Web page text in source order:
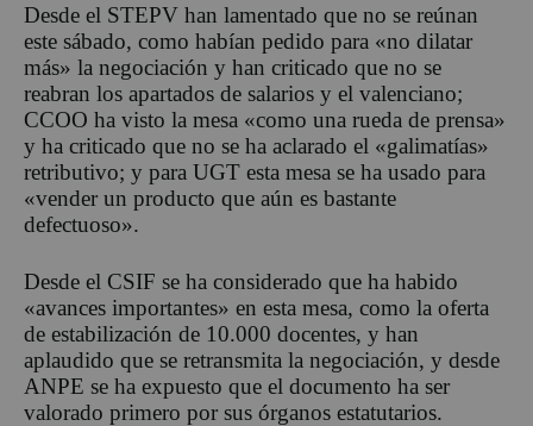
Desde el STEPV han lamentado que no se reúnan
este sábado, como habían pedido para «no dilatar
más» la negociación y han criticado que no se
reabran los apartados de salarios y el valenciano;
CCOO ha visto la mesa «como una rueda de prensa»
y ha criticado que no se ha aclarado el «galimatías»
retributivo; y para UGT esta mesa se ha usado para
«vender un producto que aún es bastante
defectuoso».
Desde el CSIF se ha considerado que ha habido
«avances importantes» en esta mesa, como la oferta
de estabilización de 10.000 docentes, y han
aplaudido que se retransmita la negociación, y desde
ANPE se ha expuesto que el documento ha ser
valorado primero por sus órganos estatutarios.